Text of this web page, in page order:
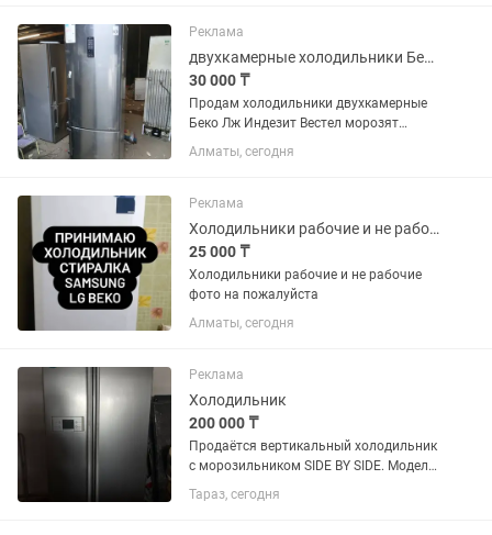
Реклама
двухкамерные холодильники Беко Лж
30 000 ₸
Продам холодильники двухкамерные
Беко Лж Индезит Вестел морозят
отлично р-н калкаман от 30000 и выше
Алматы, сегодня
Реклама
Холодильники рабочие и не рабочие фото на
25 000 ₸
Холодильники рабочие и не рабочие
фото на пожалуйста
Алматы, сегодня
Реклама
Холодильник
200 000 ₸
Продаётся вертикальный холодильник
с морозильником SIDE BY SIDE. Модель
GR-B207WLQA. Б/у в хорошем
состоянии. Самовывоз. Возможно
Тараз, сегодня